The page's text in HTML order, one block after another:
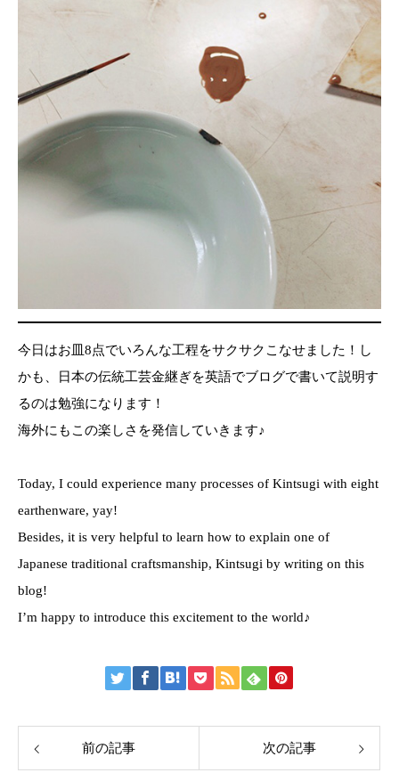
今日はお皿8点でいろんな工程をサクサクこなせました！し
かも、日本の伝統工芸金継ぎを英語でブログで書いて説明す
るのは勉強になります！
海外にもこの楽しさを発信していきます♪
Today, I could experience many processes of Kintsugi with eight
earthenware, yay!
Besides, it is very helpful to learn how to explain one of
Japanese traditional craftsmanship, Kintsugi by writing on this
blog!
I’m happy to introduce this excitement to the world♪
前の記事 次の記事